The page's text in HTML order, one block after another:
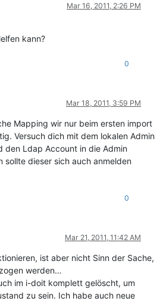
Mar 16, 2011, 2:26 PM
kann?
0
Mar 18, 2011, 3:59 PM
Mapping wir nur beim ersten import
Versuch dich mit dem lokalen Admin
den Ldap Account in die Admin
sollte dieser sich auch anmelden
0
Mar 21, 2011, 11:42 AM
ist aber nicht Sinn der Sache,
werden…
im i-doit komplett gelöscht, um
zu sein. Ich habe auch neue